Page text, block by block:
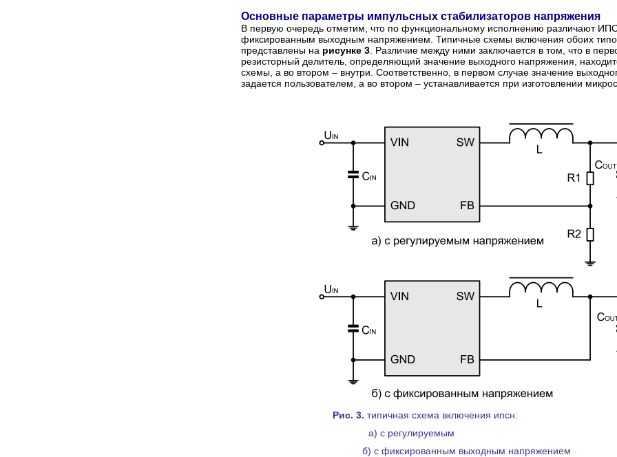
Основные параметры импульсных стабилизаторов напряжения
В первую очередь отметим, что по функциональному исполнению различают
фиксированным выходным напряжением. Типичные схемы включения обоих
представлены на рисунке 3 . Различие между ними заключается в том, что в
резисторный делитель, определяющий значение выходного напряжения,
схемы, а во втором – внутри. Соответственно, в первом случае значение
задается пользователем, а во втором – устанавливается при изготовлении
Рис. 3. типичная схема включения
а) с регулируемым
б) с фиксированным выходным напряжением